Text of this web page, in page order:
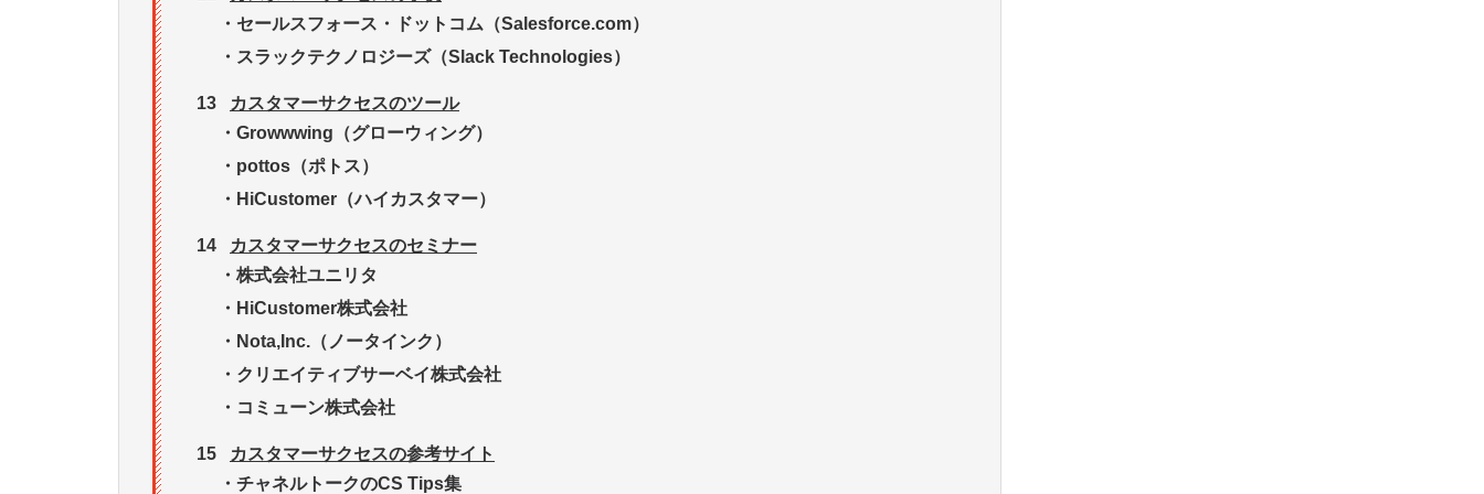
・ セールスフォース・ドットコム（Salesforce.com）
・ スラックテクノロジーズ（Slack Technologies）
13
カスタマーサクセスのツール
・ Growwwing（グローウィング）
・ pottos（ポトス）
・ HiCustomer（ハイカスタマー）
14
カスタマーサクセスのセミナー
・ 株式会社ユニリタ
・ HiCustomer株式会社
・ Nota,Inc.（ノータインク）
・ クリエイティブサーベイ株式会社
・ コミューン株式会社
15
カスタマーサクセスの参考サイト
・ チャネルトークのCS Tips集